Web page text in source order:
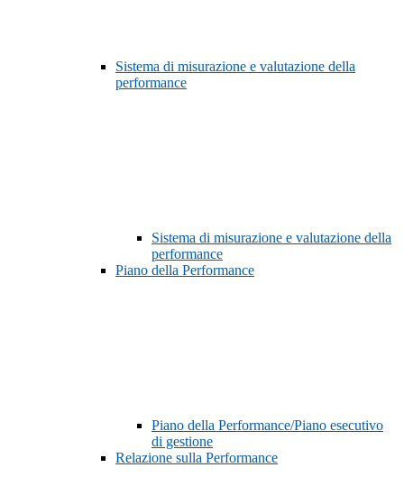
Sistema di misurazione e valutazione della
performance
Sistema di misurazione e valutazione della
performance
Piano della Performance
Piano della Performance/Piano esecutivo
di gestione
Relazione sulla Performance